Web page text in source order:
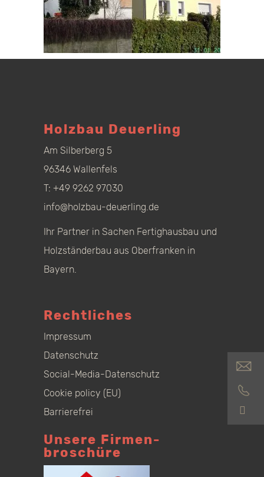
Holzbau Deuerling
Am Silberberg 5
96346 Wallenfels
T: +49 9262 97030
info@holzbau-deuerling.de
Ihr Partner in Sachen Fertighausbau und
Holzständerbau aus Oberfranken in
Bayern.
Rechtliches
Impressum
Datenschutz
Social-Media-Datenschutz
Cookie policy (EU)
Barrierefrei
Unsere Firmen­
broschüre